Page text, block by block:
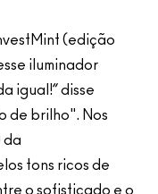
(edição
iluminador
igual!” disse
de brilho". Nos
da
tons ricos de
o sofisticado e o